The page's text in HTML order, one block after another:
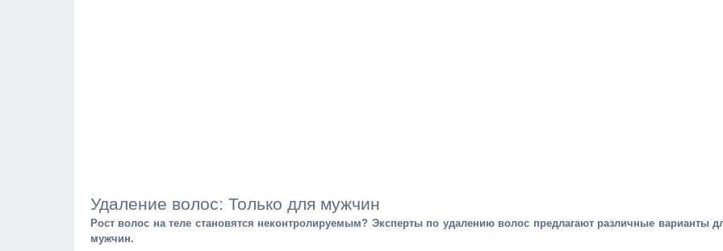
Удаление волос: Только для мужчин
Рост волос на теле становятся неконтролируемым? Эксперты по удалению волос предлагают различные варианты
мужчин.